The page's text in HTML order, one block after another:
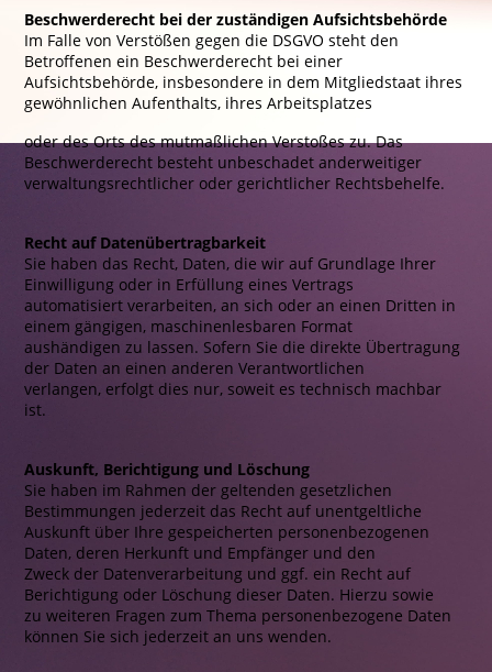
Beschwerderecht bei der zuständigen Aufsichtsbehörde
Im Falle von Verstößen gegen die DSGVO steht den
Betroffenen ein Beschwerderecht bei einer
Aufsichtsbehörde, insbesondere in dem Mitgliedstaat ihres
gewöhnlichen Aufenthalts, ihres Arbeitsplatzes
oder des Orts des mutmaßlichen Verstoßes zu. Das
Beschwerderecht besteht unbeschadet anderweitiger
verwaltungsrechtlicher oder gerichtlicher Rechtsbehelfe.
Recht auf Datenübertragbarkeit
Sie haben das Recht, Daten, die wir auf Grundlage Ihrer
Einwilligung oder in Erfüllung eines Vertrags
automatisiert verarbeiten, an sich oder an einen Dritten in
einem gängigen, maschinenlesbaren Format
aushändigen zu lassen. Sofern Sie die direkte Übertragung
der Daten an einen anderen Verantwortlichen
verlangen, erfolgt dies nur, soweit es technisch machbar
ist.
Auskunft, Berichtigung und Löschung
Sie haben im Rahmen der geltenden gesetzlichen
Bestimmungen jederzeit das Recht auf unentgeltliche
Auskunft über Ihre gespeicherten personenbezogenen
Daten, deren Herkunft und Empfänger und den
Zweck der Datenverarbeitung und ggf. ein Recht auf
Berichtigung oder Löschung dieser Daten. Hierzu sowie
zu weiteren Fragen zum Thema personenbezogene Daten
können Sie sich jederzeit an uns wenden.